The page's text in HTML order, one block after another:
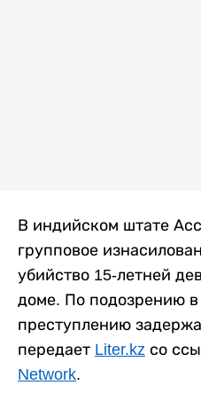
В индийском штате
групповое
убийство 15-летней
доме. По подозрению в
преступлению
передает Liter.kz со
Network.